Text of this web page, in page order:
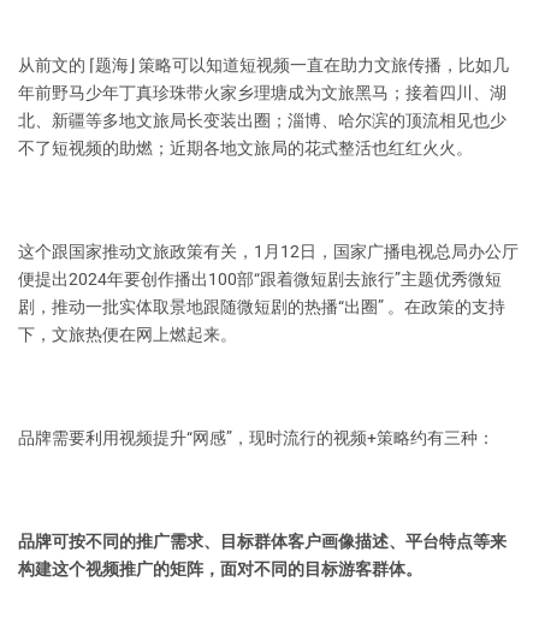
从前文的 ⌈题海⌋ 策略可以知道短视频一直在助力文旅传播，比如几
年前野马少年丁真珍珠带火家乡理塘成为文旅黑马；接着四川、湖
北、新疆等多地文旅局长变装出圈；淄博、哈尔滨的顶流相见也少
不了短视频的助燃；近期各地文旅局的花式整活也红红火火。
这个跟国家推动文旅政策有关，1月12日，国家广播电视总局办公厅
便提出2024年要创作播出100部“跟着微短剧去旅行”主题优秀微短
剧，推动一批实体取景地跟随微短剧的热播“出圈” 。在政策的支持
下，文旅热便在网上燃起来。
品牌需要利用视频提升“网感”，现时流行的视频+策略约有三种：
品牌可按不同的推广需求、目标群体客户画像描述、平台特点等来
构建这个视频推广的矩阵，面对不同的目标游客群体。